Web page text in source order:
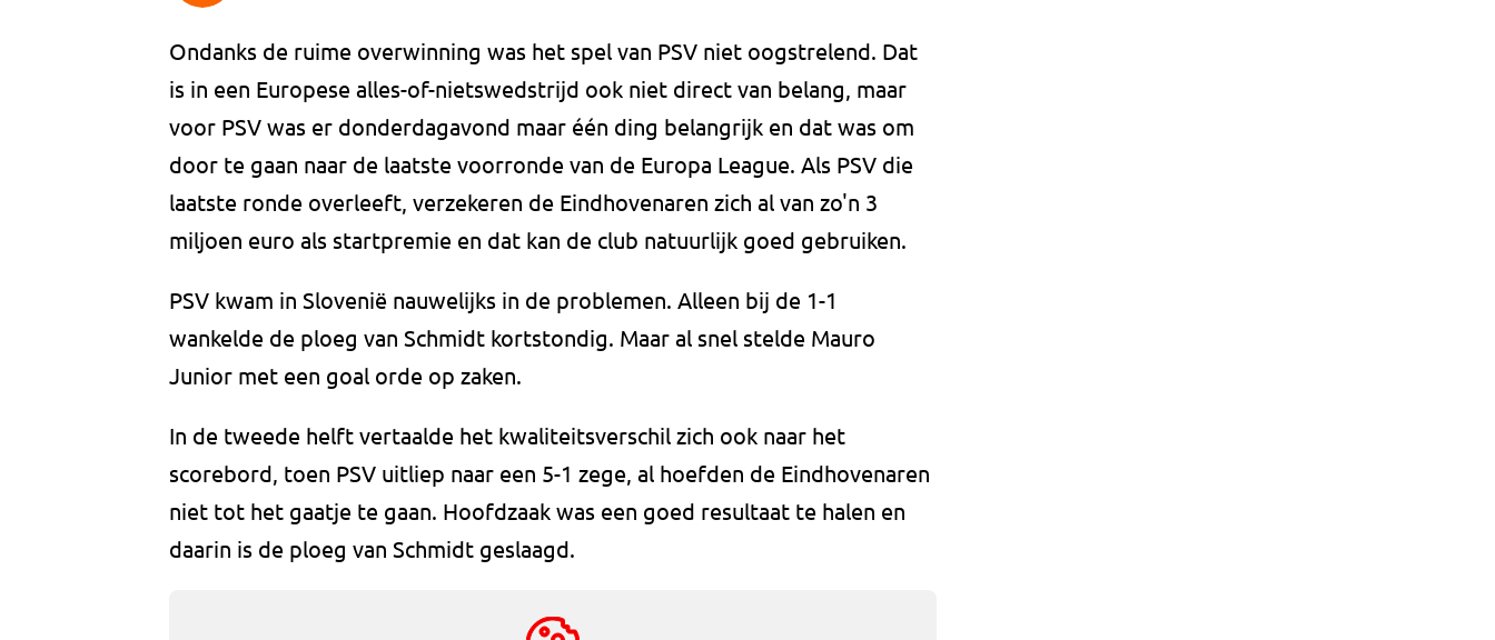
Ondanks de ruime overwinning was het spel van PSV niet oogstrelend. Dat
is in een Europese alles-of-nietswedstrijd ook niet direct van belang, maar
voor PSV was er donderdagavond maar één ding belangrijk en dat was om
door te gaan naar de laatste voorronde van de Europa League. Als PSV die
laatste ronde overleeft, verzekeren de Eindhovenaren zich al van zo'n 3
miljoen euro als startpremie en dat kan de club natuurlijk goed gebruiken.
PSV kwam in Slovenië nauwelijks in de problemen. Alleen bij de 1-1
wankelde de ploeg van Schmidt kortstondig. Maar al snel stelde Mauro
Junior met een goal orde op zaken.
In de tweede helft vertaalde het kwaliteitsverschil zich ook naar het
scorebord, toen PSV uitliep naar een 5-1 zege, al hoefden de Eindhovenaren
niet tot het gaatje te gaan. Hoofdzaak was een goed resultaat te halen en
daarin is de ploeg van Schmidt geslaagd.